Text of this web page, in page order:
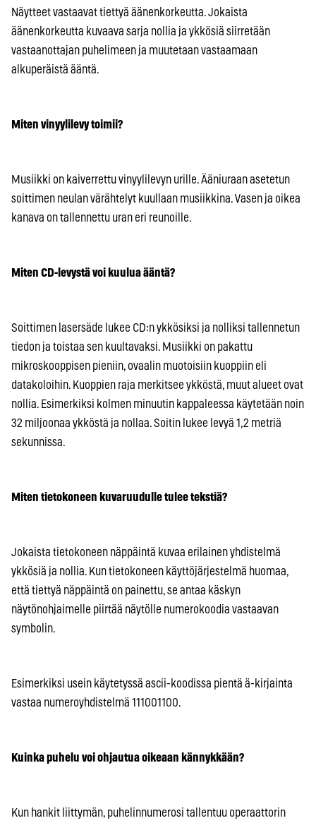
Näytteet vastaavat tiettyä äänenkorkeutta. Jokaista
äänenkorkeutta kuvaava sarja nollia ja ykkösiä siirretään
vastaanottajan puhelimeen ja muutetaan vastaamaan
alkuperäistä ääntä.
Miten vinyylilevy toimii?
Musiikki on kaiverrettu vinyylilevyn urille. Ääniuraan asetetun
soittimen neulan värähtelyt kuullaan musiikkina. Vasen ja oikea
kanava on tallennettu uran eri reunoille.
Miten CD-levystä voi kuulua ääntä?
Soittimen lasersäde lukee CD:n ykkösiksi ja nolliksi tallennetun
tiedon ja toistaa sen kuultavaksi. Musiikki on pakattu
mikroskooppisen pieniin, ovaalin muotoisiin kuoppiin eli
datakoloihin. Kuoppien raja merkitsee ykköstä, muut alueet ovat
nollia. Esimerkiksi kolmen minuutin kappaleessa käytetään noin
32 miljoonaa ykköstä ja nollaa. Soitin lukee levyä 1,2 metriä
sekunnissa.
Miten tietokoneen kuvaruudulle tulee tekstiä?
Jokaista tietokoneen näppäintä kuvaa erilainen yhdistelmä
ykkösiä ja nollia. Kun tietokoneen käyttöjärjestelmä huomaa,
että tiettyä näppäintä on painettu, se antaa käskyn
näytönohjaimelle piirtää näytölle numerokoodia vastaavan
symbolin.
Esimerkiksi usein käytetyssä ascii-koodissa pientä ä-kirjainta
vastaa numeroyhdistelmä 111001100.
Kuinka puhelu voi ohjautua oikeaan kännykkään?
Kun hankit liittymän, puhelinnumerosi tallentuu operaattorin